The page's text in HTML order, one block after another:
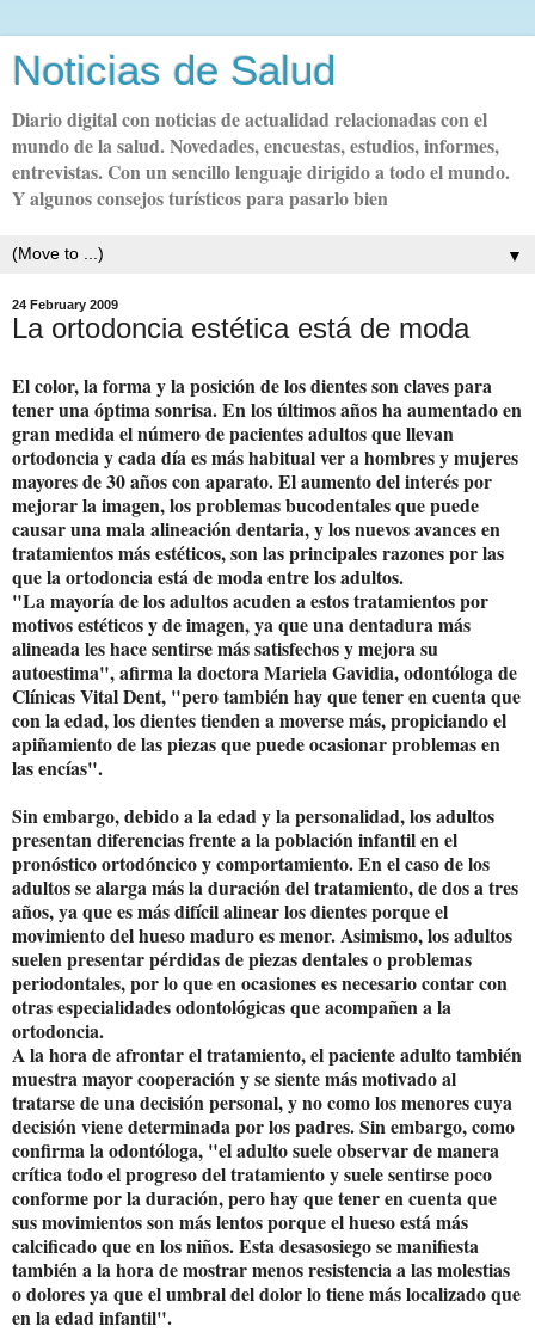
Noticias de Salud
Diario digital con noticias de actualidad relacionadas con el
mundo de la salud. Novedades, encuestas, estudios, informes,
entrevistas. Con un sencillo lenguaje dirigido a todo el mundo.
Y algunos consejos turísticos para pasarlo bien
▼
24 February 2009
La ortodoncia estética está de moda
El color, la forma y la posición de los dientes son claves para
tener una óptima sonrisa. En los últimos años ha aumentado en
gran medida el número de pacientes adultos que llevan
ortodoncia y cada día es más habitual ver a hombres y mujeres
mayores de 30 años con aparato. El aumento del interés por
mejorar la imagen, los problemas bucodentales que puede
causar una mala alineación dentaria, y los nuevos avances en
tratamientos más estéticos, son las principales razones por las
que la ortodoncia está de moda entre los adultos.
"La mayoría de los adultos acuden a estos tratamientos por
motivos estéticos y de imagen, ya que una dentadura más
alineada les hace sentirse más satisfechos y mejora su
autoestima", afirma la doctora Mariela Gavidia, odontóloga de
Clínicas Vital Dent, "pero también hay que tener en cuenta que
con la edad, los dientes tienden a moverse más, propiciando el
apiñamiento de las piezas que puede ocasionar problemas en
las encías".
Sin embargo, debido a la edad y la personalidad, los adultos
presentan diferencias frente a la población infantil en el
pronóstico ortodóncico y comportamiento. En el caso de los
adultos se alarga más la duración del tratamiento, de dos a tres
años, ya que es más difícil alinear los dientes porque el
movimiento del hueso maduro es menor. Asimismo, los adultos
suelen presentar pérdidas de piezas dentales o problemas
periodontales, por lo que en ocasiones es necesario contar con
otras especialidades odontológicas que acompañen a la
ortodoncia.
A la hora de afrontar el tratamiento, el paciente adulto también
muestra mayor cooperación y se siente más motivado al
tratarse de una decisión personal, y no como los menores cuya
decisión viene determinada por los padres. Sin embargo, como
confirma la odontóloga, "el adulto suele observar de manera
crítica todo el progreso del tratamiento y suele sentirse poco
conforme por la duración, pero hay que tener en cuenta que
sus movimientos son más lentos porque el hueso está más
calcificado que en los niños. Esta desasosiego se manifiesta
también a la hora de mostrar menos resistencia a las molestias
o dolores ya que el umbral del dolor lo tiene más localizado que
en la edad infantil".